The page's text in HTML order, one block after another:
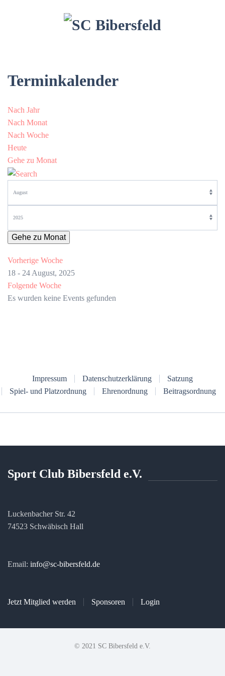
Terminkalender
Nach Jahr
Nach Monat
Nach Woche
Heute
Gehe zu Monat
Gehe zu Monat
Vorherige Woche
18 - 24 August, 2025
Folgende Woche
Es wurden keine Events gefunden
Impressum Datenschutzerklärung
Satzung
Spiel- und Platzordnung
Ehrenordnung Beitragsordnung
Sport Club Bibersfeld e.V.
Luckenbacher Str. 42
74523 Schwäbisch Hall
Email: info@sc-bibersfeld.de
Jetzt Mitglied werden Sponsoren Login
© 2021 SC Bibersfeld e.V.